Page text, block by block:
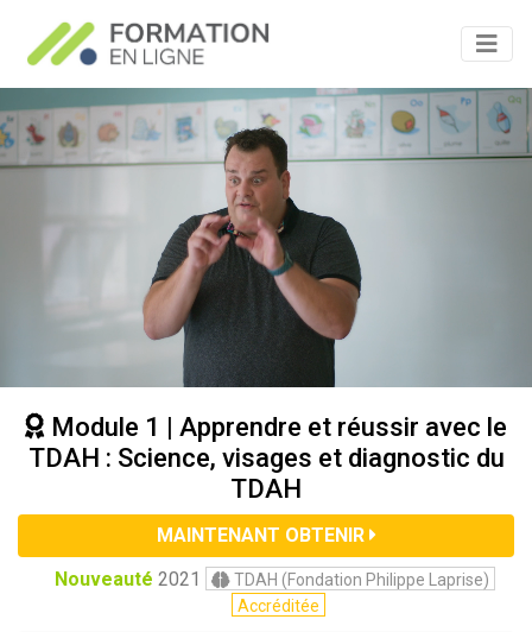
Module 1 | Apprendre et réussir avec le
TDAH : Science, visages et diagnostic du
TDAH
MAINTENANT OBTENIR
Nouveauté 2021
TDAH (Fondation Philippe Laprise)
Accréditée